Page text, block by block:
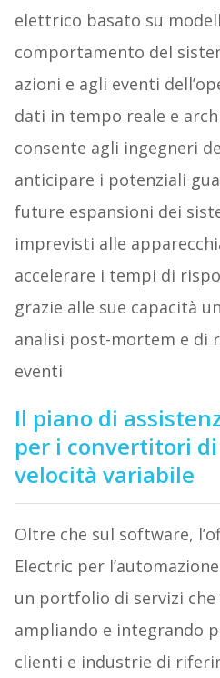
elettrico basato su
comportamento del
azioni e agli eventi
dati in tempo reale e
consente agli ingegneri
anticipare i potenziali
future espansioni dei
imprevisti alle
accelerare i tempi di
grazie alle sue capacità
analisi post-mortem e di
eventi
Il piano di
per i convertitori
velocità variabile
Oltre che sul software,
Electric per
un portfolio di servizi che
ampliando e integrando
clienti e industrie di